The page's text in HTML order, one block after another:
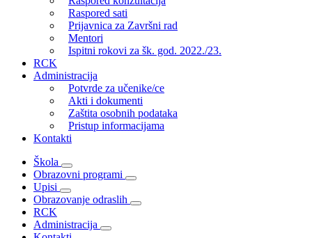
Raspored sati
Prijavnica za Završni rad
Mentori
Ispitni rokovi za šk. god. 2022./23.
RCK
Administracija
Potvrde za učenike/ce
Akti i dokumenti
Zaštita osobnih podataka
Pristup informacijama
Kontakti
Škola
Obrazovni programi
Upisi
Obrazovanje odraslih
RCK
Administracija